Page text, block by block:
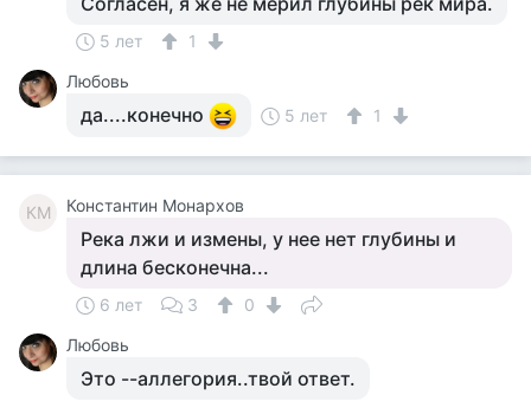
5 лет
1
Любовь
да....конечно 5 лет 1
КМ Константин Монархов
Река лжи и измены, у нее нет глубины и
длина бесконечна...
6 лет 3
0
Любовь
Это --аллегория..твой ответ.